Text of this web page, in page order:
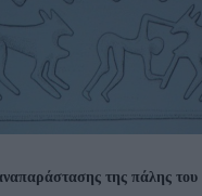
της πάλης του